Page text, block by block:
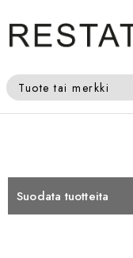
Tuote tai merkki
Suodata tuotteita